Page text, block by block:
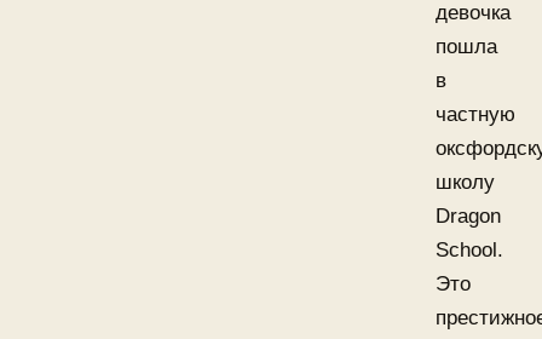
девочка
пошла
в
частную
школу
Dragon
School.
Это